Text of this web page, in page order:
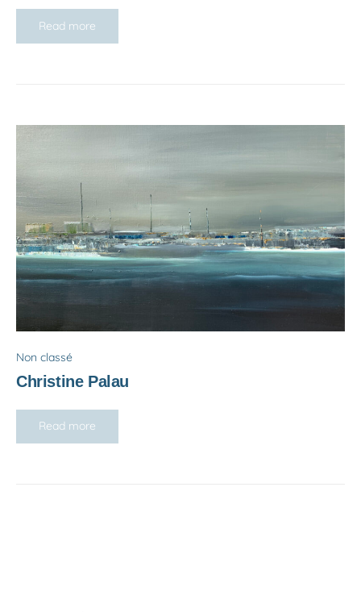
Read more
Non classé
Christine Palau
Read more